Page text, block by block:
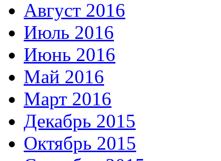
Август 2016
Июль 2016
Июнь 2016
Май 2016
Март 2016
Декабрь 2015
Октябрь 2015